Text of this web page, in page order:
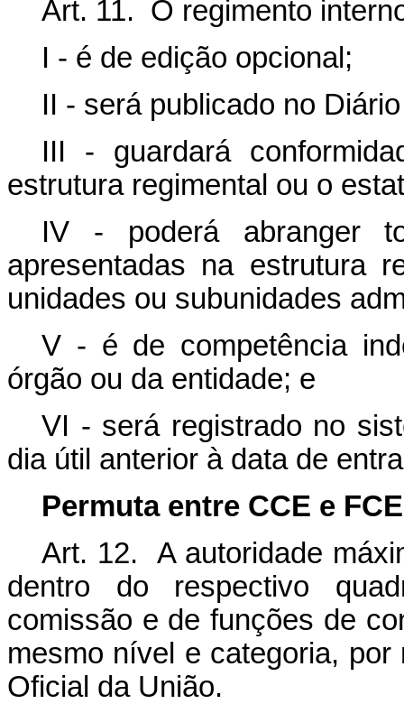
Art. 11. O regimento
I - é de edição opcional;
II - será publicado no
III - guardará
estrutura regimental ou o
IV - poderá abranger
apresentadas na estrutura
unidades ou subunidades
V - é de competência
órgão ou da entidade; e
VI - será registrado no
dia útil anterior à data de
Permuta entre CCE e FCE
Art. 12. A autoridade
dentro do respectivo
comissão e de funções de
mesmo nível e categoria,
Oficial da União.